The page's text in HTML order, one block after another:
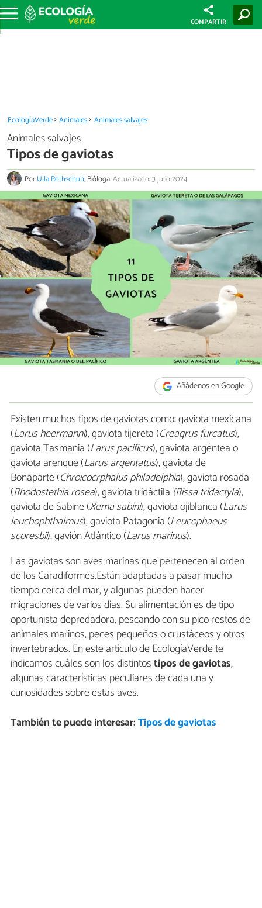
COMPARTIR
EcologíaVerde Animales Animales salvajes
Animales salvajes
Tipos de gaviotas
PorUlla Rothschuh, Bióloga.Actualizado: 3 julio 2024
Añádenos en Google
Existen muchos tipos de gaviotas como: gaviota mexicana
(Larus heermanni), gaviota tijereta (Creagrus furcatus),
gaviota Tasmania (Larus pacificus), gaviota argéntea o
gaviota arenque (Larus argentatus), gaviota de
Bonaparte (Chroicocrphalus philadelphia), gaviota rosada
(Rhodostethia rosea), gaviota tridáctila (Rissa tridactyla),
gaviota de Sabine (Xema sabini), gaviota ojiblanca (Larus
leuchophthalmus), gaviota Patagonia (Leucophaeus
scoresbii), gavión Atlántico (Larus marinus).
Las gaviotas son aves marinas que pertenecen al orden
de los Caradiformes.Están adaptadas a pasar mucho
tiempo cerca del mar, y algunas pueden hacer
migraciones de varios días. Su alimentación es de tipo
oportunista depredadora, pescando con su pico restos de
animales marinos, peces pequeños o crustáceos y otros
invertebrados. En este artículo de EcologíaVerde te
indicamos cuáles son los distintostipos de gaviotas,
algunas características peculiares de cada una y
curiosidades sobre estas aves.
También te puede interesar:Tipos de gaviotas